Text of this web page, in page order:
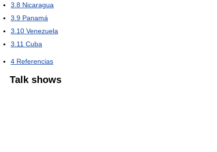
3.8 Nicaragua
3.9 Panamá
3.10 Venezuela
3.11 Cuba
4 Referencias
Talk shows